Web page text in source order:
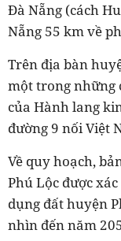
Đà Nẵng (cách
Nẵng 55 km về
Trên địa bàn
một trong những
của Hành lang
đường 9 nối Việt
Về quy hoạch,
Phú Lộc được
dụng đất huyện
nhìn đến năm